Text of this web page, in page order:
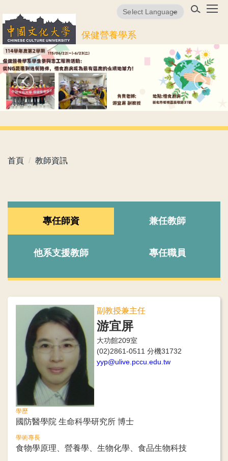
到
主
要
內
容
區
保健營養學系
Translate
首頁 教師資訊
專任師資 兼任教師
他系支援教師 專任職員
副教授兼主任
游宜屏
大功館209室
(02)2861-0511 分機31732
yyp@ulive.pccu.edu.tw
學歷
國防醫學院 生命科學研究所 博士
學術專長
食物學原理、營養學、生物化學、食品生物科技